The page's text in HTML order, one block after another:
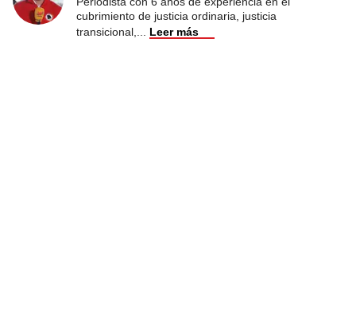
cubrimiento de justicia ordinaria, justicia
transicional,
Leer más